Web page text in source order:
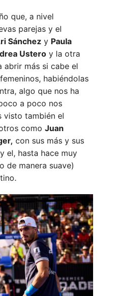
que, a nivel
parejas y el
Sánchez y Paula
Ustero y la otra
abrir más si cabe el
habiéndolas
algo que nos ha
a poco nos
visto también el
como Juan
con sus más y sus
el, hasta hace muy
de manera suave)